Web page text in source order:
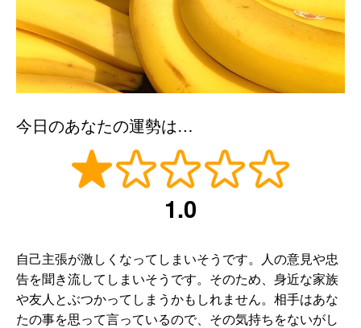
今日のあなたの運勢は…
1.0
自己主張が激しくなってしまいそうです。人の意見や忠
告を聞き流してしまいそうです。そのため、身近な家族
や友人とぶつかってしまうかもしれません。相手はあな
たの事を思って言っているので、その気持ちをないがし